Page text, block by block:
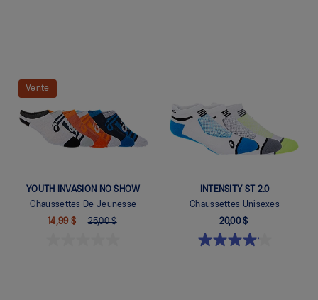
Vente
YOUTH INVASION NO SHOW
Chaussettes De Jeunesse
14,99 $
25,00 $
INTENSITY ST 2.0
Chaussettes Unisexes
20,00 $